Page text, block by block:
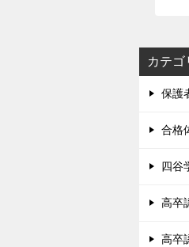
カテゴ
保護
合格
四谷
高卒
高卒